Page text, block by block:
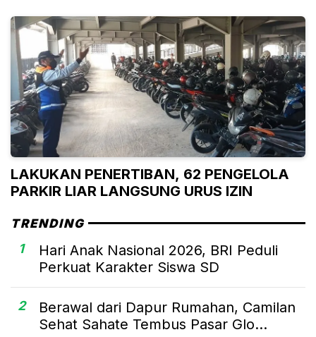
LAKUKAN PENERTIBAN, 62 PENGELOLA
PARKIR LIAR LANGSUNG URUS IZIN
TRENDING
1
Hari Anak Nasional 2026, BRI Peduli
Perkuat Karakter Siswa SD
2
Berawal dari Dapur Rumahan, Camilan
Sehat Sahate Tembus Pasar Glo...